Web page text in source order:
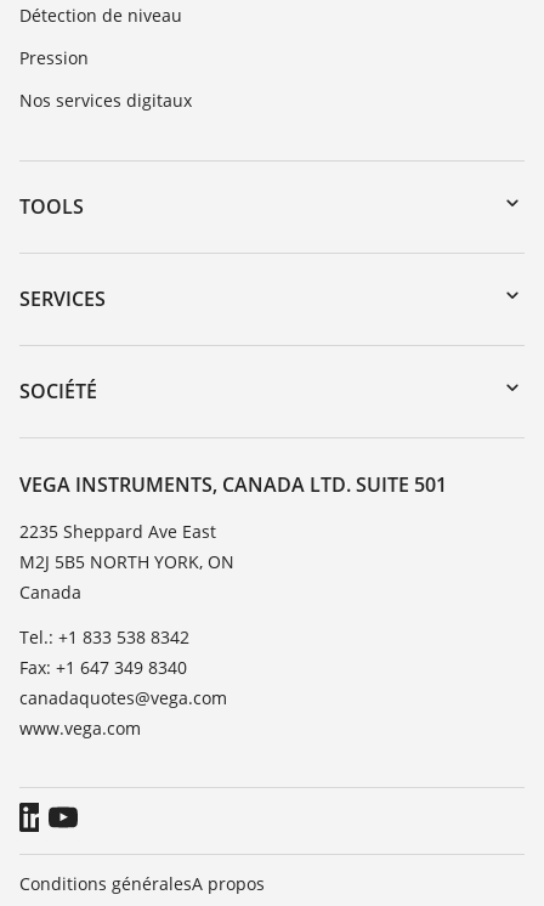
Détection de niveau
Pression
Nos services digitaux
TOOLS
Téléchargements
Recherche par numéro de série
DTM Collection/PACTware
SERVICES
Retour d'appareil
Service client
Liste des constantes diélectriques
SOCIÉTÉ
À propos de VEGA
Contact
News
Presse
VEGA INSTRUMENTS, CANADA LTD. SUITE 501
2235 Sheppard Ave East
M2J 5B5 NORTH YORK, ON
Canada
Tel.: +1 833 538 8342
Fax: +1 647 349 8340
canadaquotes@vega.com
www.vega.com
Conditions généralesA propos